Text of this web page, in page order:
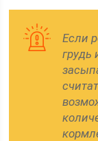
Если
грудь